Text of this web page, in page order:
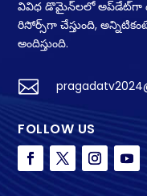
వివిధ డొమైన్‌లలో అప్‌డేట్‌గా
రిసోర్స్‌గా చేస్తుంది,
అందిస్తుంది.

FOLLOW US